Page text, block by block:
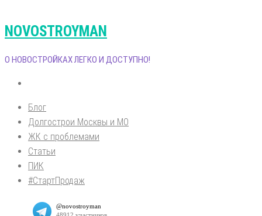
NOVOSTROYMAN
О НОВОСТРОЙКАХ ЛЕГКО И ДОСТУПНО!
Блог
Долгострои Москвы и МО
ЖК с проблемами
Статьи
ПИК
#СтартПродаж